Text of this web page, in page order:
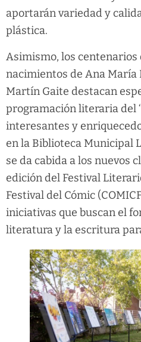
aportarán variedad y
plástica.
Asimismo, los centenarios
nacimientos de Ana
Martín Gaite destacan
programación literaria del
interesantes y
en la Biblioteca Municipal
se da cabida a los nuevos
edición del Festival
Festival del Cómic
iniciativas que buscan el
literatura y la escritura